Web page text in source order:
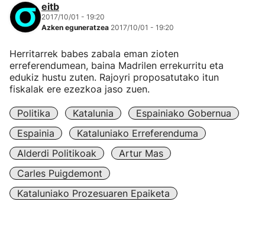
eitb
2017/10/01 - 19:20
Azken eguneratzea 2017/10/01 - 19:20
Herritarrek babes zabala eman zioten
erreferendumean, baina Madrilen errekurritu eta
edukiz hustu zuten. Rajoyri proposatutako itun
fiskalak ere ezezkoa jaso zuen.
Politika Katalunia
Espainiako Gobernua
Espainia
Kataluniako Erreferenduma
Alderdi Politikoak
Artur Mas
Carles Puigdemont
Kataluniako Prozesuaren Epaiketa